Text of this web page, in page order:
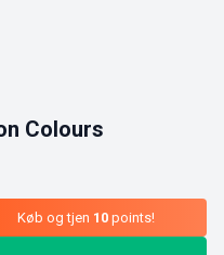
Colours
Køb og tjen 10points!